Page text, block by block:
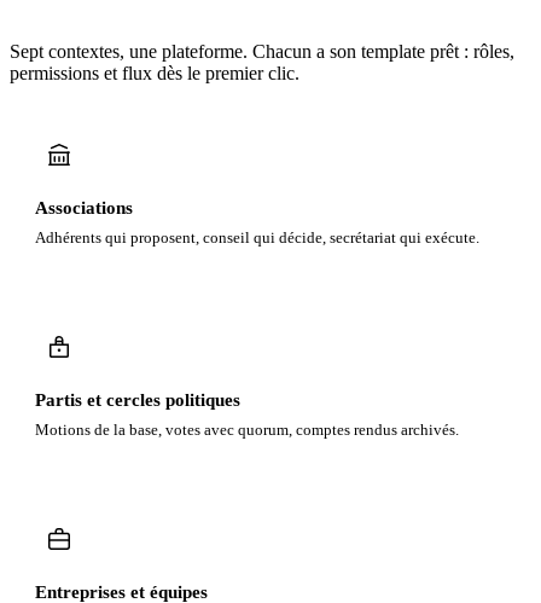
Sept contextes, une plateforme. Chacun a son template prêt : rôles,
permissions et flux dès le premier clic.
Associations
Adhérents qui proposent, conseil qui décide, secrétariat qui exécute.
Partis et cercles politiques
Motions de la base, votes avec quorum, comptes rendus archivés.
Entreprises et équipes